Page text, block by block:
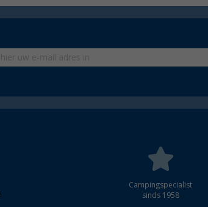
Campingspecialist
sinds 1958